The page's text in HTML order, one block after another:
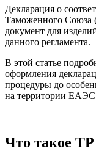
Декларация о
Таможенного Союза
документ для
данного регламента.
В этой статье
оформления
процедуры до
на территории
Что такое